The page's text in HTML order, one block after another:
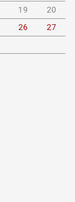
19
20
26
27